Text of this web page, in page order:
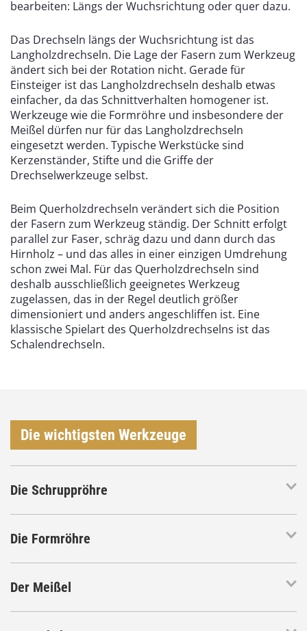
bearbeiten: Längs der Wuchsrichtung oder quer dazu.
Das Drechseln längs der Wuchsrichtung ist das
Langholzdrechseln. Die Lage der Fasern zum Werkzeug
ändert sich bei der Rotation nicht. Gerade für
Einsteiger ist das Langholzdrechseln deshalb etwas
einfacher, da das Schnittverhalten homogener ist.
Werkzeuge wie die Formröhre und insbesondere der
Meißel dürfen nur für das Langholzdrechseln
eingesetzt werden. Typische Werkstücke sind
Kerzenständer, Stifte und die Griffe der
Drechselwerkzeuge selbst.
Beim Querholzdrechseln verändert sich die Position
der Fasern zum Werkzeug ständig. Der Schnitt erfolgt
parallel zur Faser, schräg dazu und dann durch das
Hirnholz – und das alles in einer einzigen Umdrehung
schon zwei Mal. Für das Querholzdrechseln sind
deshalb ausschließlich geeignetes Werkzeug
zugelassen, das in der Regel deutlich größer
dimensioniert und anders angeschliffen ist. Eine
klassische Spielart des Querholzdrechselns ist das
Schalendrechseln.
Die wichtigsten Werkzeuge
Die Schruppröhre
Die Formröhre
Der Meißel